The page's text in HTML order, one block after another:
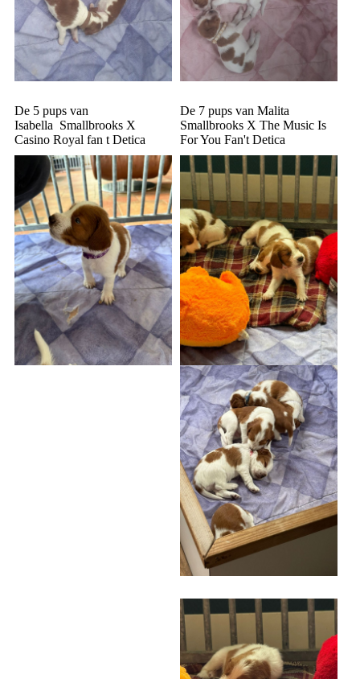
De 5 pups van
Isabella Smallbrooks X
Casino Royal fan t Detica
De 7 pups van Malita
Smallbrooks X The Music Is
For You Fan't Detica